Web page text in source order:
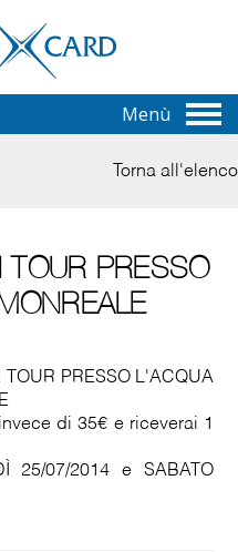
Menù
Torna all'elenco
TOUR PRESSO
PRESSO L'ACQUA
di 35€ e riceverai 1
25/07/2014 e SABATO